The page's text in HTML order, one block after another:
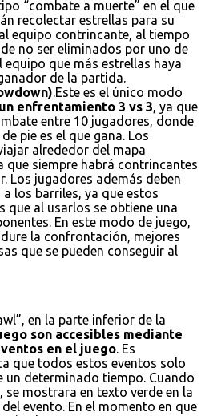
“combate a muerte” en el que
recolectar estrellas para su
equipo contrincante, al tiempo
no ser eliminados por uno de
equipo que más estrellas haya
de la partida.
.Este es el único modo
enfrentamiento 3 vs 3, ya que
entre 10 jugadores, donde
pie es el que gana. Los
alrededor del mapa
que siempre habrá contrincantes
Los jugadores además deben
los barriles, ya que estos
que al usarlos se obtiene una
En este modo de juego,
la confrontación, mejores
que se pueden conseguir al
en la parte inferior de la
son accesibles mediante
en el juego. Es
que todos estos eventos solo
un determinado tiempo. Cuando
se mostrara en texto verde en la
evento. En el momento en que